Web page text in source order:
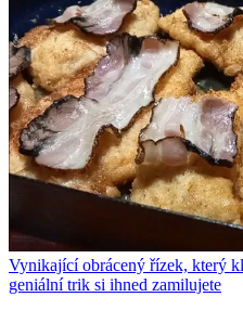
Vynikající obrácený řízek, který
geniální trik si ihned zamilujete